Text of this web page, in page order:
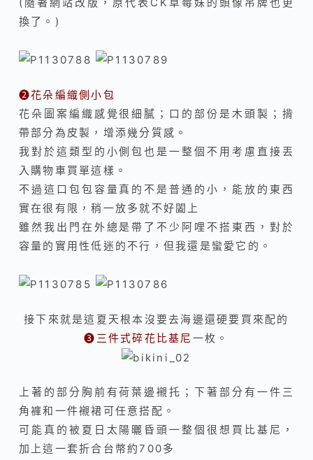
換了。)
❷花朵編織側小包
花朵圖案編織感覺很細膩；口的部份是木頭製；揹
帶部分為皮製，增添幾分質感。
我對於這類型的小側包也是一整個不用考慮直接丟
入購物車買單這樣。
不過這口包包容量真的不是普通的小，能放的東西
實在很有限，稍一放多就不好闔上
雖然我出門在外總是帶了不少阿哩不搭東西，對於
容量的實用性低迷的不行，但我還是蠻愛它的。
接下來就是這夏天根本沒要去海邊還硬要買來配的
❸ 三件式碎花比基尼 一枚。
上著的部分胸前有荷葉邊襯托；下著部分有一件三
角褲和一件襯裙可任意搭配。
可能真的被夏日太陽曬昏頭一整個很想買比基尼，
加上這一套折合台幣約700多